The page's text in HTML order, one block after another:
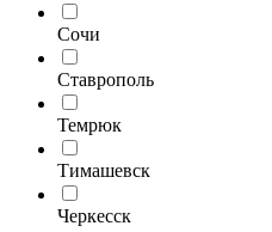
Сочи
Ставрополь
Темрюк
Тимашевск
Черкесск